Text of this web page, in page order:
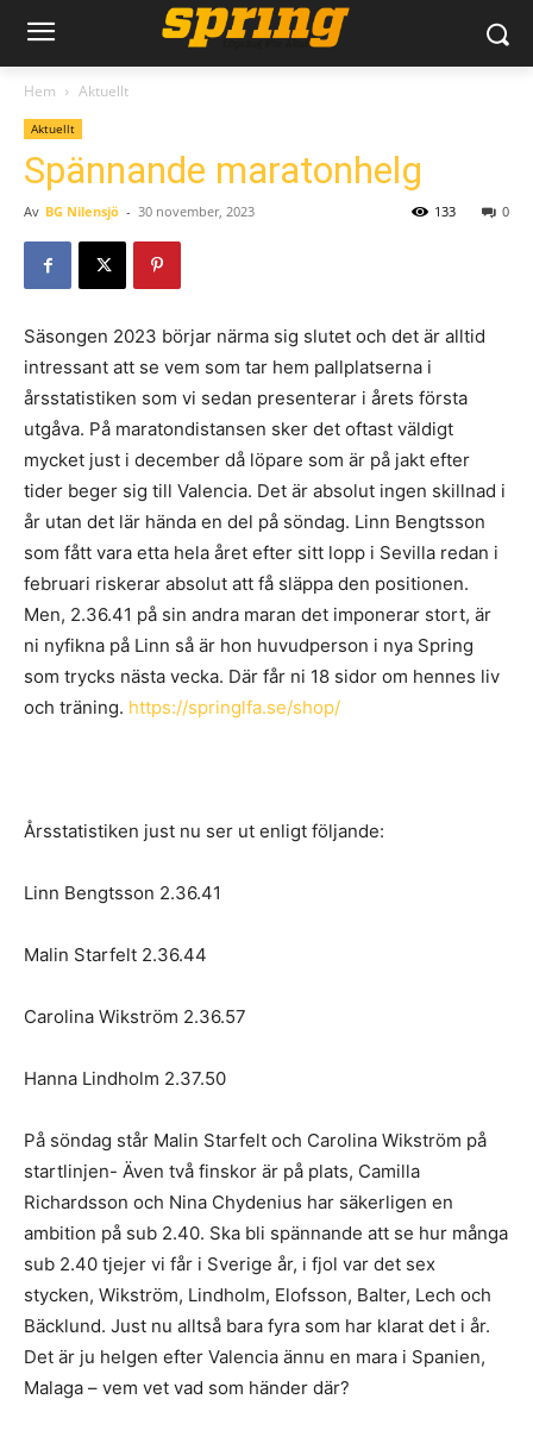
Hem Aktuellt
Aktuellt
Spännande maratonhelg
Av BG Nilensjö - 30 november, 2023 0
133
Säsongen 2023 börjar närma sig slutet och det är alltid
intressant att se vem som tar hem pallplatserna i
årsstatistiken som vi sedan presenterar i årets första
utgåva. På maratondistansen sker det oftast väldigt
mycket just i december då löpare som är på jakt efter
tider beger sig till Valencia. Det är absolut ingen skillnad i
år utan det lär hända en del på söndag. Linn Bengtsson
som fått vara etta hela året efter sitt lopp i Sevilla redan i
februari riskerar absolut att få släppa den positionen.
Men, 2.36.41 på sin andra maran det imponerar stort, är
ni nyfikna på Linn så är hon huvudperson i nya Spring
som trycks nästa vecka. Där får ni 18 sidor om hennes liv
och träning. https://springlfa.se/shop/
Årsstatistiken just nu ser ut enligt följande:
Linn Bengtsson 2.36.41
Malin Starfelt 2.36.44
Carolina Wikström 2.36.57
Hanna Lindholm 2.37.50
På söndag står Malin Starfelt och Carolina Wikström på
startlinjen- Även två finskor är på plats, Camilla
Richardsson och Nina Chydenius har säkerligen en
ambition på sub 2.40. Ska bli spännande att se hur många
sub 2.40 tjejer vi får i Sverige år, i fjol var det sex
stycken, Wikström, Lindholm, Elofsson, Balter, Lech och
Bäcklund. Just nu alltså bara fyra som har klarat det i år.
Det är ju helgen efter Valencia ännu en mara i Spanien,
Malaga – vem vet vad som händer där?